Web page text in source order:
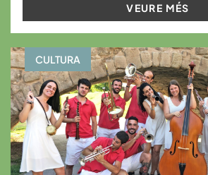
VEURE MÉS
CULTURA